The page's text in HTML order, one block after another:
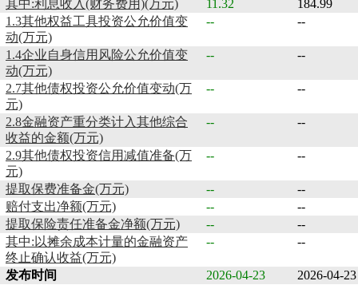
其中:利息收入(财务费用)(万元) 11.32
184.99
1.3其他权益工具投资公允价值变
动(万元)
-- --
1.4企业自身信用风险公允价值变
动(万元)
-- --
2.7其他债权投资公允价值变动(万
元)
-- --
2.8金融资产重分类计入其他综合
收益的金额(万元)
-- --
2.9其他债权投资信用减值准备(万
元)
-- --
提取保费准备金(万元) --
--
赔付支出净额(万元)
--
--
提取保险责任准备金净额(万元)
--
--
其中:以摊余成本计量的金融资产
终止确认收益(万元)
-- --
发布时间 2026-04-23
2026-04-23